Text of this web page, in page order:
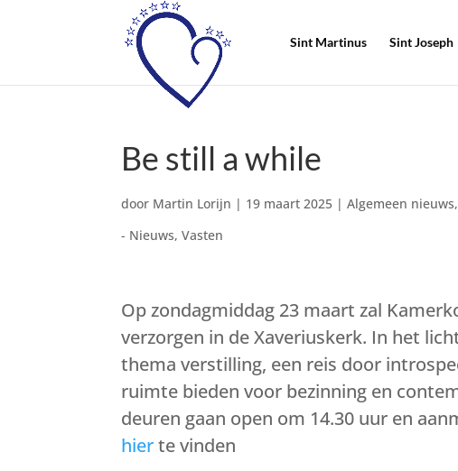
Sint Martinus Sint Joseph
Be still a while
door Martin Lorijn | 19 maart 2025 |Algemeen nieuws,
- Nieuws,Vasten
Op zondagmiddag 23 maart zal
verzorgen in de Xaveriuskerk. In het
thema verstilling, een reis door
ruimte bieden voor bezinning en
deuren gaan open om 14.30 uur en
hierte vinden